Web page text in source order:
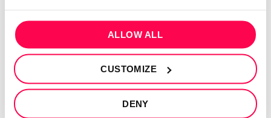
ALLOW ALL
CUSTOMIZE
DENY